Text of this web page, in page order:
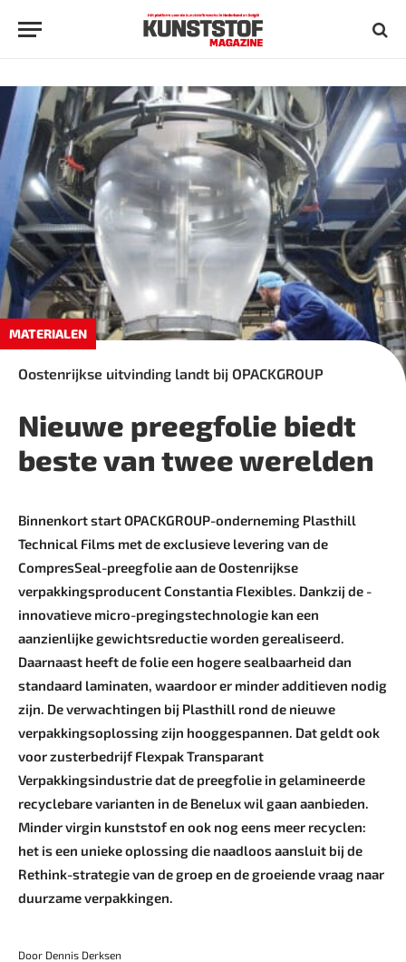
MATERIALEN
Oostenrijkse uitvinding landt bij OPACKGROUP
Nieuwe preegfolie biedt
beste van twee werelden
Binnenkort start OPACKGROUP-onderneming Plasthill
Technical Films met de exclusieve levering van de
CompresSeal-preegfolie aan de Oostenrijkse
verpakkingsproducent Constantia Flexibles. Dankzij de ­
innovatieve micro-pregingstechnologie kan een
aanzienlijke gewichtsreductie worden gerealiseerd.
Daarnaast heeft de folie een hogere sealbaarheid dan
standaard laminaten, waardoor er minder additieven nodig
zijn. De verwachtingen bij Plasthill rond de nieuwe
verpakkingsoplossing zijn hooggespannen. Dat geldt ook
voor zusterbedrijf Flexpak Transparant
Verpakkingsindustrie dat de preegfolie in gelamineerde
recyclebare varianten in de Benelux wil gaan aanbieden.
Minder virgin kunststof en ook nog eens meer recyclen:
het is een unieke oplossing die naadloos aansluit bij de
Rethink-strategie van de groep en de groeiende vraag naar
duurzame verpakkingen.
Door Dennis Derksen